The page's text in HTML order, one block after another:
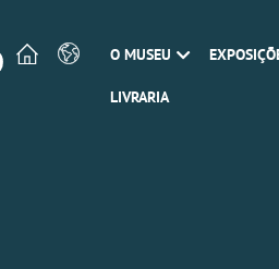
O MUSEU
LIVRARIA